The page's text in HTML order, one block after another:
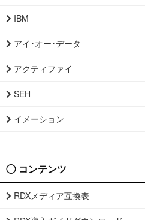
IBM
アイ･オー･データ
アクティファイ
SEH
イメーション
コンテンツ
RDXメディア互換表